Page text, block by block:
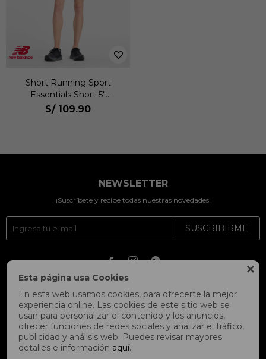

Esta página usa Cookies
En esta web usamos cookies, para ofrecerte la mejor
experiencia online. Las cookies de este sitio web se
usan para personalizar el contenido y los anuncios,
ofrecer funciones de redes sociales y analizar el tráfico,
publicidad y análisis web. Puedes revisar mayores
detalles e información aquí.
Short Running Sport
Essentials Short 5"
Hombre
S/ 109.90
NEWSLETTER
¡Suscríbete y recibe todas nuestras novedades!
SUSCRIBIRME
  